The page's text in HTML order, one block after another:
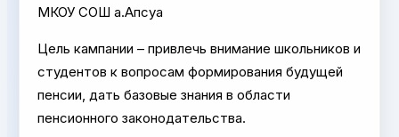
МКОУ СОШ а.Апсуа
Цель кампании – привлечь внимание школьников и
студентов к вопросам формирования будущей
пенсии, дать базовые знания в области
пенсионного законодательства.